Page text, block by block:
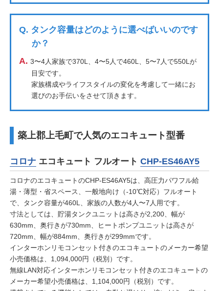
Q. タンク容量はどのように選べばいいのです
か？
A. 3〜4人家族で370L、4〜5人で460L、5〜7人で550Lが
目安です。
家族構成やライフスタイルの変化を考慮して一緒にお
選びのお手伝いをさせて頂きます。
築上郡上毛町で人気のエコキュート型番
コロナ エコキュート フルオート CHP-ES46AY5
コロナのエコキュートのCHP-ES46AY5は、高圧力パワフル給
湯・薄型・省スペース、一般地向け（-10℃対応）フルオート
で、タンク容量が460L、家族の人数が4人〜7人用です。
寸法としては、貯湯タンクユニットは高さが2,200、幅が
630mm、奥行きが730mm、ヒートポンプユニットは高さが
720mm、幅が884mm、奥行きが299mmです。
インターホンリモコンセット付きのエコキュートのメーカー希望
小売価格は、1,094,000円（税別）です。
無線LAN対応インターホンリモコンセット付きのエコキュートの
メーカー希望小売価格は、1,104,000円（税別）です。